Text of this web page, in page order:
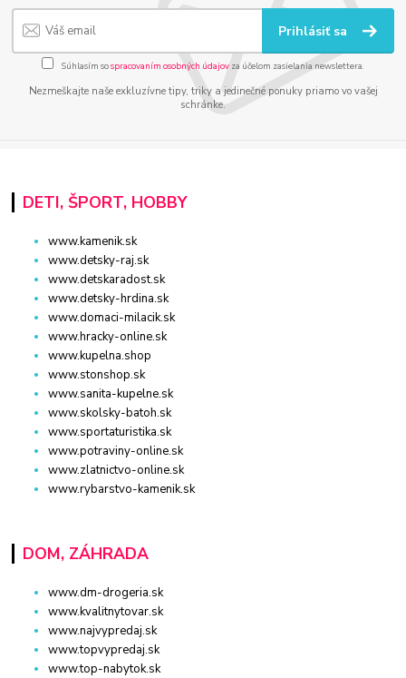
Prihlásiť sa
Súhlasím sospracovaním osobných údajov za účelom zasielania newslettera.
Nezmeškajte naše exkluzívne tipy, triky a jedinečné ponuky priamo vo vašej
schránke.
DETI, ŠPORT, HOBBY
www.kamenik.sk
www.detsky-raj.sk
www.detskaradost.sk
www.detsky-hrdina.sk
www.domaci-milacik.sk
www.hracky-online.sk
www.kupelna.shop
www.stonshop.sk
www.sanita-kupelne.sk
www.skolsky-batoh.sk
www.sportaturistika.sk
www.potraviny-online.sk
www.zlatnictvo-online.sk
www.rybarstvo-kamenik.sk
DOM, ZÁHRADA
www.dm-drogeria.sk
www.kvalitnytovar.sk
www.najvypredaj.sk
www.topvypredaj.sk
www.top-nabytok.sk